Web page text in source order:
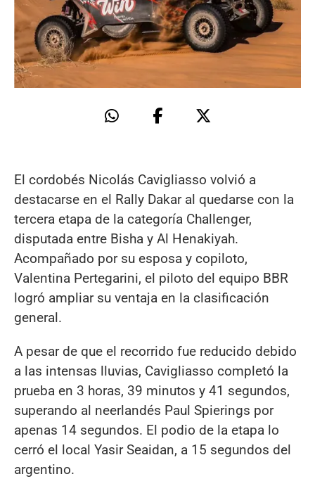
El cordobés Nicolás Cavigliasso volvió a
destacarse en el Rally Dakar al quedarse con la
tercera etapa de la categoría Challenger,
disputada entre Bisha y Al Henakiyah.
Acompañado por su esposa y copiloto,
Valentina Pertegarini, el piloto del equipo BBR
logró ampliar su ventaja en la clasificación
general.
A pesar de que el recorrido fue reducido debido
a las intensas lluvias, Cavigliasso completó la
prueba en 3 horas, 39 minutos y 41 segundos,
superando al neerlandés Paul Spierings por
apenas 14 segundos. El podio de la etapa lo
cerró el local Yasir Seaidan, a 15 segundos del
argentino.